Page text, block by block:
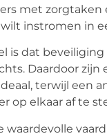
met
instromen in
is dat
Daardoor
terwijl een
op elkaar af te
waardevolle